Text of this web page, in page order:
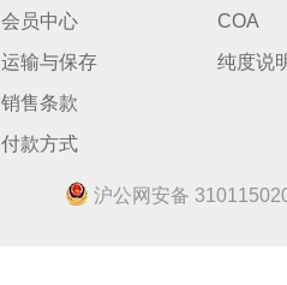
会员中心
运输与保存
销售条款
付款方式
COA
纯度说
沪公网安备